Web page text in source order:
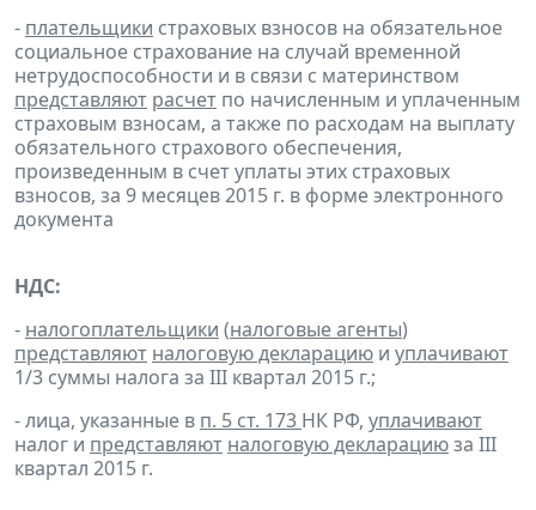
- плательщики страховых взносов на обязательное
социальное страхование на случай временной
нетрудоспособности и в связи с материнством
представляют расчет по начисленным и уплаченным
страховым взносам, а также по расходам на выплату
обязательного страхового обеспечения,
произведенным в счет уплаты этих страховых
взносов, за 9 месяцев 2015 г. в форме электронного
документа
НДС:
- налогоплательщики (налоговые агенты)
представляют налоговую декларацию и уплачивают
1/3 суммы налога за III квартал 2015 г.;
- лица, указанные в п. 5 ст. 173 НК РФ, уплачивают
налог и представляют налоговую декларациюза III
квартал 2015 г.